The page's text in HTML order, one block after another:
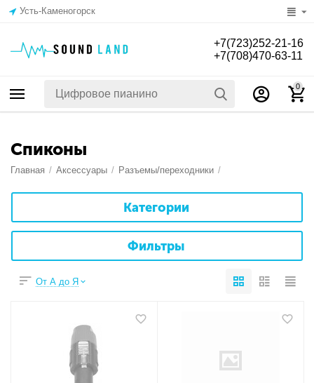
Усть-Каменогорск
+7(723)252-21-16
+7(708)470-63-11
0
Спиконы
Главная / Аксессуары / Разъемы/переходники /
Категории
Фильтры
От А до Я